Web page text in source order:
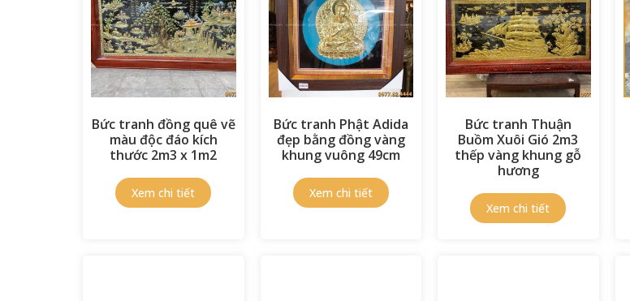
Bức tranh đồng quê vẽ
màu độc đáo kích
thước 2m3 x 1m2
Bức tranh Phật Adida
đẹp bằng đồng vàng
khung vuông 49cm
Bức tranh Thuận
Buồm Xuôi Gió 2m3
thếp vàng khung gỗ
hương